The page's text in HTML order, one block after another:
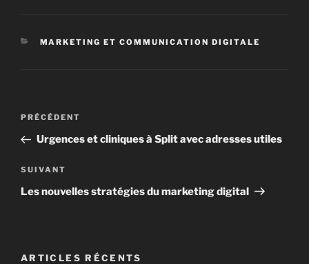
CATÉGORIES
MARKETING ET COMMUNICATION DIGITALE
Navigation
l’article
Article
précédent
PRÉCÉDENT
Urgences et cliniques à Split avec adresses utiles
Article
suivant
SUIVANT
Les nouvelles stratégies du marketing digital
ARTICLES RÉCENTS